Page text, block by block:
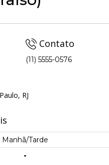
Contato
(11) 5555-0576
RJ
Manhã/Tarde
-